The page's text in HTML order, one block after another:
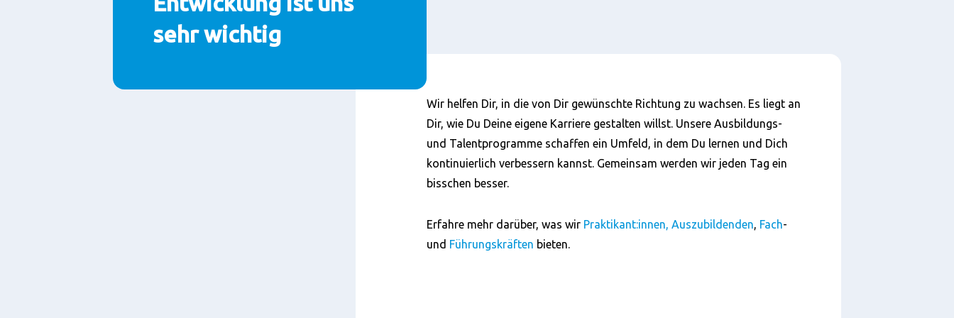
sehr wichtig
Inhalt
Wir helfen Dir, in die von Dir gewünschte Richtung zu wachsen. Es liegt an
Dir, wie Du Deine eigene Karriere gestalten willst. Unsere Ausbildungs-
und Talentprogramme schaffen ein Umfeld, in dem Du lernen und Dich
kontinuierlich verbessern kannst. Gemeinsam werden wir jeden Tag ein
bisschen besser.
Erfahre mehr darüber, was wir Praktikant:innen, Auszubildenden, Fach-
und Führungskräften bieten.